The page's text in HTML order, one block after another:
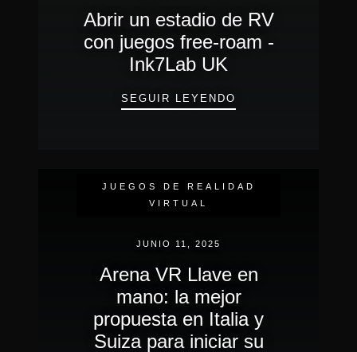
Abrir un estadio de RV
con juegos free-roam -
Ink7Lab UK
SEGUIR LEYENDO
JUEGOS DE REALIDAD
VIRTUAL
JUNIO 11, 2025
Arena VR Llave en
mano: la mejor
propuesta en Italia y
Suiza para iniciar su